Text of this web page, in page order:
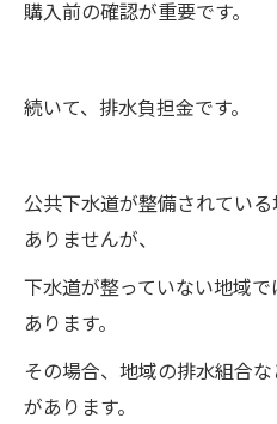
購入前の確認が重要です。
続いて、排水負担金です。
公共下水道が整備されてい
ありませんが、
下水道が整っていない地域
あります。
その場合、地域の排水組合
があります。